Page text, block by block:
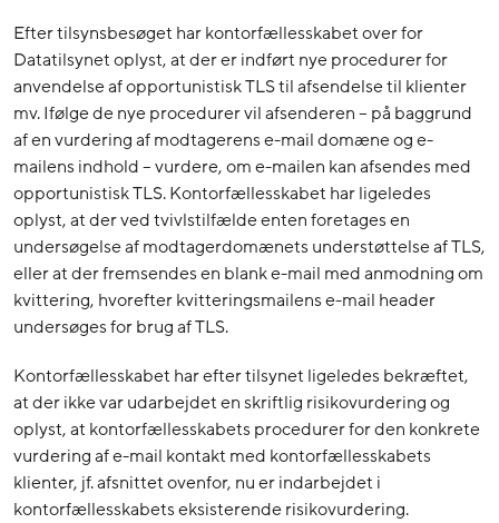
Efter tilsynsbesøget har kontorfællesskabet over for
Datatilsynet oplyst, at der er indført nye procedurer for
anvendelse af opportunistisk TLS til afsendelse til klienter
mv. Ifølge de nye procedurer vil afsenderen – på baggrund
af en vurdering af modtagerens e-mail domæne og e-
mailens indhold – vurdere, om e-mailen kan afsendes med
opportunistisk TLS. Kontorfællesskabet har ligeledes
oplyst, at der ved tvivlstilfælde enten foretages en
undersøgelse af modtagerdomænets understøttelse af TLS,
eller at der fremsendes en blank e-mail med anmodning om
kvittering, hvorefter kvitteringsmailens e-mail header
undersøges for brug af TLS.
Kontorfællesskabet har efter tilsynet ligeledes bekræftet,
at der ikke var udarbejdet en skriftlig risikovurdering og
oplyst, at kontorfællesskabets procedurer for den konkrete
vurdering af e-mail kontakt med kontorfællesskabets
klienter, jf. afsnittet ovenfor, nu er indarbejdet i
kontorfællesskabets eksisterende risikovurdering.